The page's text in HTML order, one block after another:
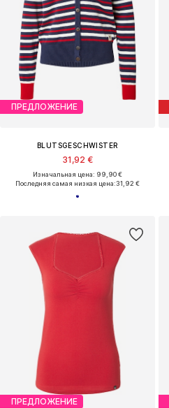
ПРЕДЛОЖЕНИЕ
BLUTSGESCHWISTER
31,92 €
Изначальная цена: 99,90 €
Последняя самая низкая цена:31,92 €
ПРЕДЛОЖЕНИЕ